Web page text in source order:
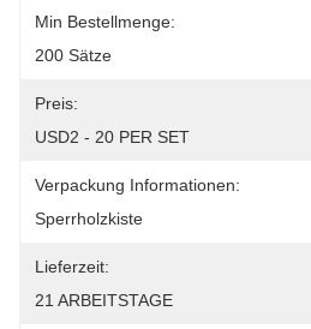
Min Bestellmenge:
200 Sätze
Preis:
USD2 - 20 PER SET
Verpackung Informationen:
Sperrholzkiste
Lieferzeit:
21 ARBEITSTAGE